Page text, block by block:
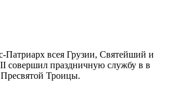
Патриарх всея Грузии, Святейший и
совершил праздничную службу в в
Троицы.